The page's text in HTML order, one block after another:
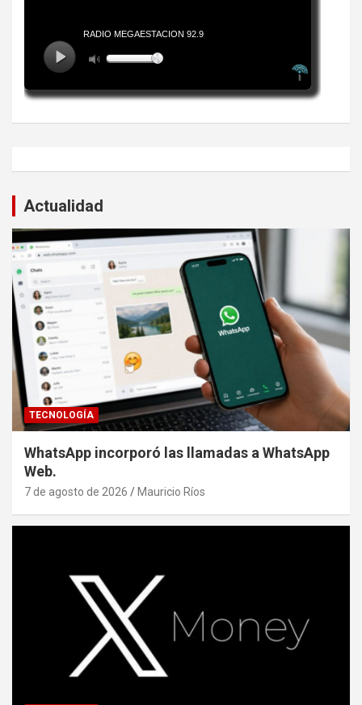
Actualidad
TECNOLOGÍA
WhatsApp incorporó las llamadas a WhatsApp
Web.
7 de agosto de 2026 Mauricio Ríos